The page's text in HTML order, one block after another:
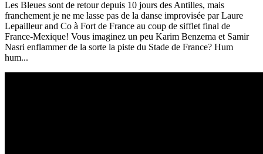
Les Bleues sont de retour depuis 10 jours des Antilles, mais
franchement je ne me lasse pas de la danse improvisée par Laure
Lepailleur and Co à Fort de France au coup de sifflet final de
France-Mexique! Vous imaginez un peu Karim Benzema et Samir
Nasri enflammer de la sorte la piste du Stade de France? Hum
hum...